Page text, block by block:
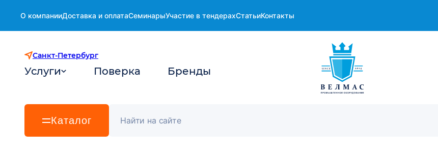
О компанииДоставка и оплатаСеминарыУчастие в тендерахСтатьиКонтакты
Санкт-Петербург
Услуги Поверка Бренды
Каталог